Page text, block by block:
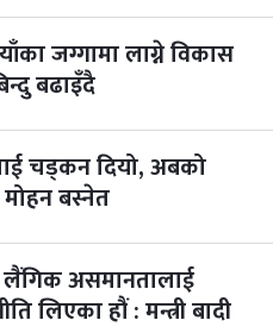
जग्गामा लाग्ने विकास
बढाइँदै
चड्कन दियो, अबको
बस्नेत
असमानतालाई
लिएका हौं : मन्त्री बादी